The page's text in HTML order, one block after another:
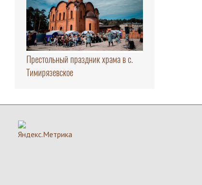
Престольный праздник храма в с.
Тимирязевское